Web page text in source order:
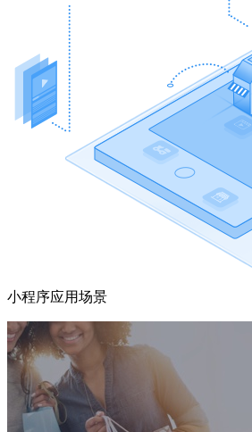
小程序应用场景